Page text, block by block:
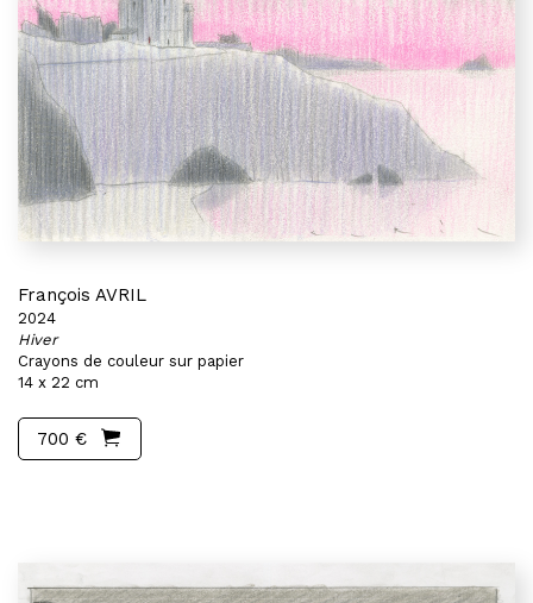
François AVRIL
2024
Hiver
Crayons de couleur sur papier
14 x 22 cm
700 €